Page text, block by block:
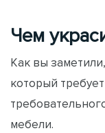
Чем
Как вы
который
мебели.